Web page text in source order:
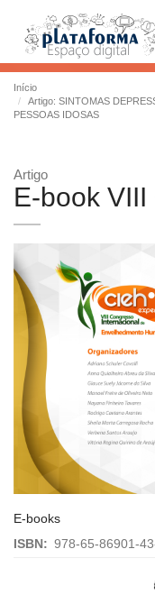
Início
Artigo: SINTOMAS
PESSOAS IDOSAS
Artigo
E-book
E-books
ISBN: 978-65-86901-